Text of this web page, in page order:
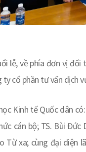
lễ, về phía đơn vị
ty cổ phần tư vấn dịch
Kinh tế Quốc dân
cán bộ; TS. Bùi Đức
Từ xa; cùng đại diện